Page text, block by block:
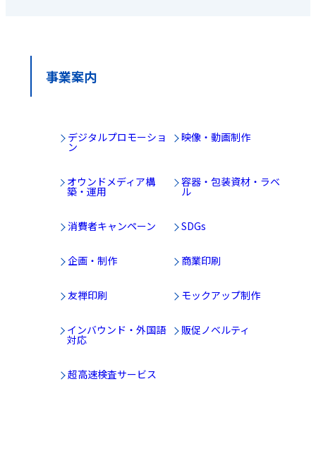
事業案内
デジタルプロモーショ
ン
映像・動画制作
オウンドメディア構
築・運用
容器・包装資材・ラベ
ル
消費者キャンペーン SDGs
企画・制作 商業印刷
友禅印刷 モックアップ制作
インバウンド・外国語
対応
販促ノベルティ
超高速検査サービス